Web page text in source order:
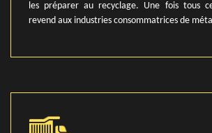
les préparer au recyclage. Une fois tous
revend aux industries consommatrices de